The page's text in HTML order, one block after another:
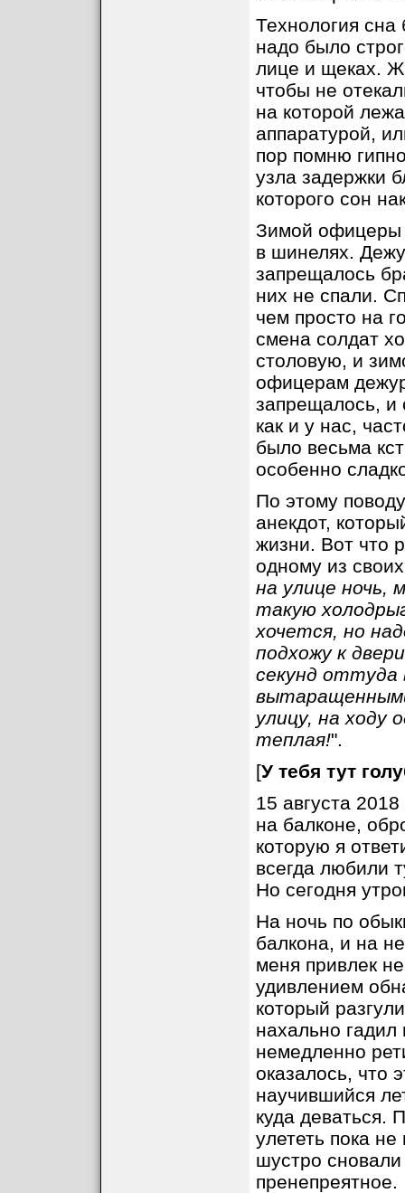
Технология
надо было
лице и щеках.
чтобы не
на которой
аппаратурой,
пор помню
узла задержки
которого сон
Зимой офицеры
в шинелях.
запрещалось
них не спали.
чем просто на
смена солдат
столовую, и
офицерам
запрещалось, и
как и у нас,
было весьма
особенно
По этому
анекдот,
жизни. Вот что
одному из
на улице ночь,
такую
хочется, но
подхожу к
секунд оттуда
улицу, на ходу
теплая!".
[У тебя тут
15 августа
на балконе,
которую я
всегда любили
Но сегодня
На ночь по
балкона, и на
меня привлек
удивлением
который
нахально
немедленно
оказалось, что
научившийся
куда деваться.
улететь пока
шустро
пренепреятное.